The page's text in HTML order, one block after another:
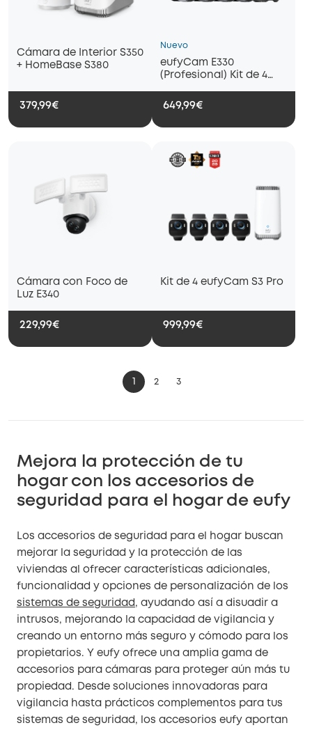
Cámara de Interior S350
+ HomeBase S380
379,99€
Nuevo
eufyCam E330
(Profesional) Kit de 4
649,99€
Cámara con Foco de
Luz E340
229,99€
Kit de 4 eufyCam S3 Pro
999,99€
1 2 3
Mejora la protección de tu
hogar con los accesorios de
seguridad para el hogar de eufy
Los accesorios de seguridad para el hogar buscan
mejorar la seguridad y la protección de las
viviendas al ofrecer características adicionales,
funcionalidad y opciones de personalización de los
sistemas de seguridad , ayudando así a disuadir a
intrusos, mejorando la capacidad de vigilancia y
creando un entorno más seguro y cómodo para los
propietarios. Y eufy ofrece una amplia gama de
accesorios para cámaras para proteger aún más tu
propiedad. Desde soluciones innovadoras para
vigilancia hasta prácticos complementos para tus
sistemas de seguridad, los accesorios eufy aportan